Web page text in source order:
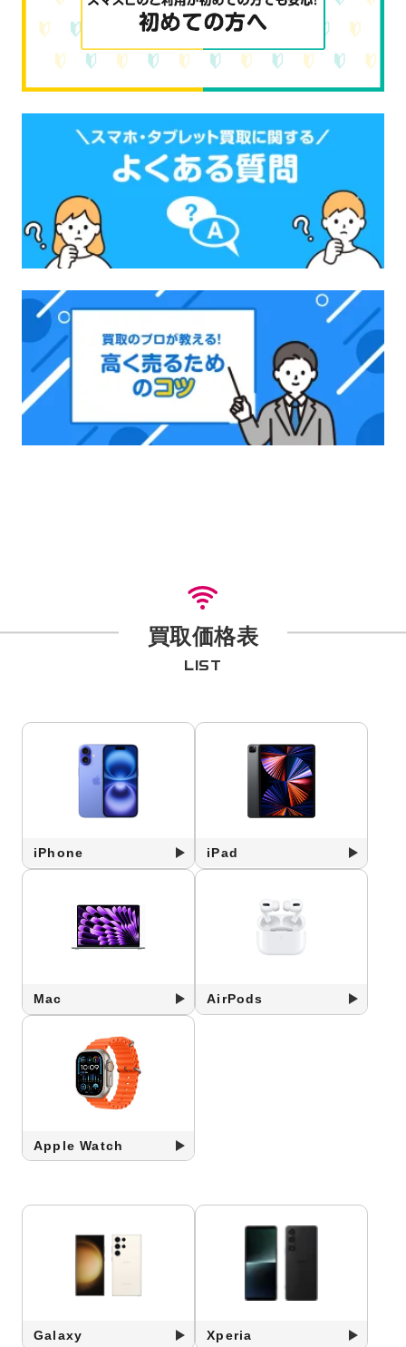
買取価格表
LIST
iPhone iPad
Mac AirPods
Apple Watch
Galaxy Xperia